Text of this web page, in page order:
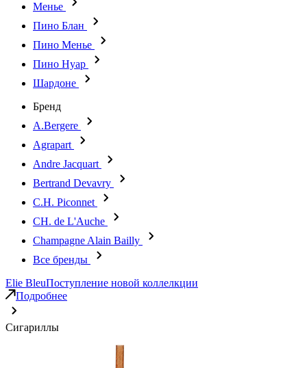
Менье
Пино Блан
Пино Менье
Пино Нуар
Шардоне
Бренд
A.Bergere
Agrapart
Andre Jacquart
Bertrand Devavry
C.H. Piconnet
CH. de L'Auche
Champagne Alain Bailly
Все бренды
Elie BleuПоступление новой коллелкции
Подробнее
Сигариллы